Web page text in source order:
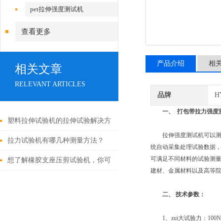
pet拉伸强度测试机
查看更多
相关文章
RELEVANT ARTICLES
塑料拉伸试验机的拉伸试验解决方
案及相关建议
拉力试验机有哪几种测量方法？
想了解橡胶支座压剪试验机，你可
产品介绍 相
品牌
一、 打包带拉力强度
拉伸强度测试机可以测
统自动采集处理试验数据
可满足不同材料的试验测
建材、金属材料以及高等
二、 技术参数：
1、zui大试验力：100N